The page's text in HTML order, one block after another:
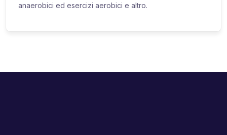
anaerobici ed esercizi aerobici e altro.